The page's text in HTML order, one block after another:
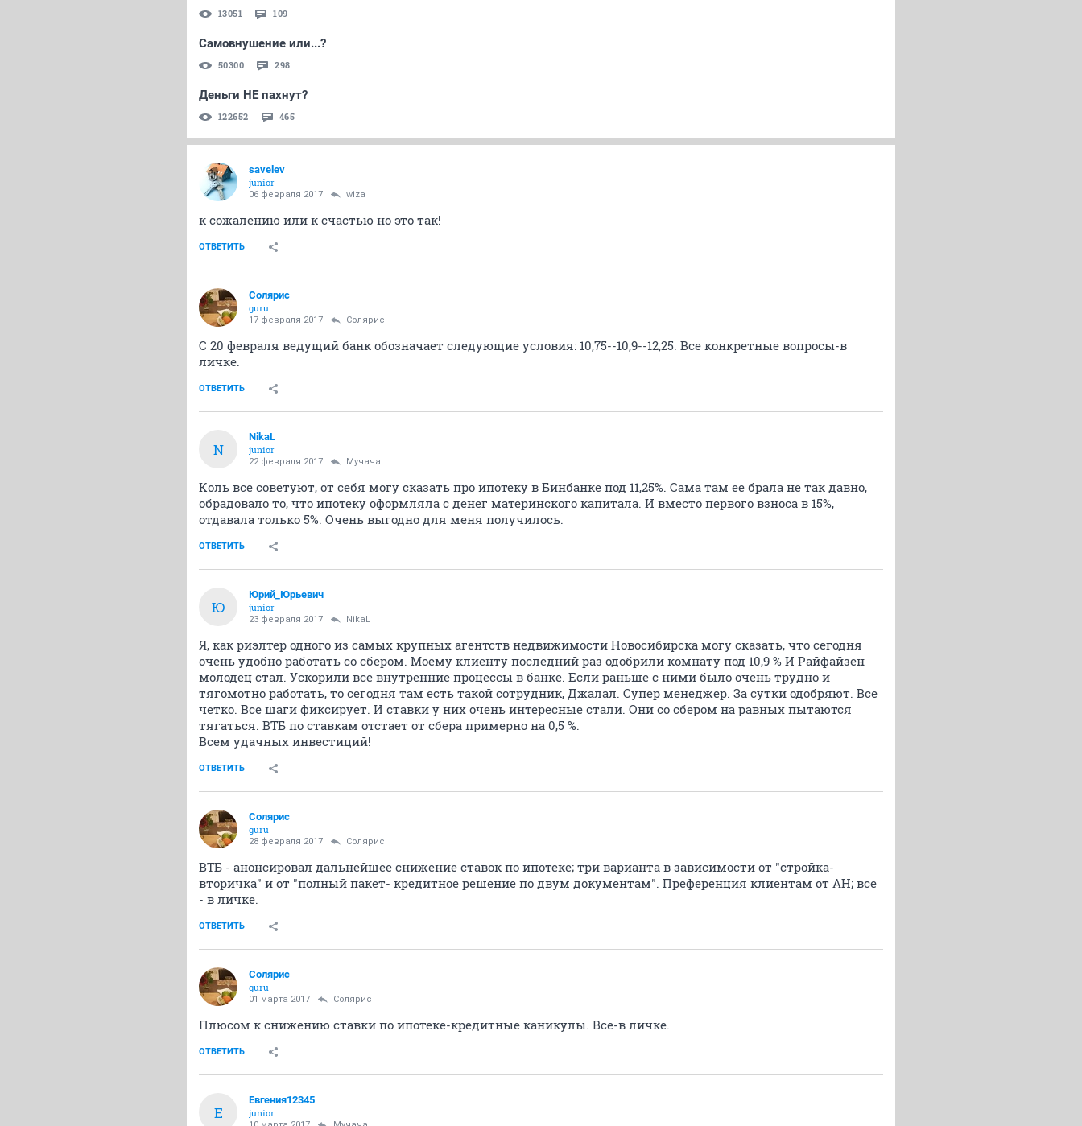
13051 109
Самовнушение или...?
50300 298
Деньги НЕ пахнут?
122652 465
savelev
junior
06 февраля 2017 wiza
к сожалению или к счастью но это так!
ОТВЕТИТЬ
Солярис
guru
17 февраля 2017 Солярис
С 20 февраля ведущий банк обозначает следующие условия: 10,75--10,9--12,25. Все конкретные вопросы-в
личке.
ОТВЕТИТЬ
N
NikaL
junior
22 февраля 2017 Мучача
Коль все советуют, от себя могу сказать про ипотеку в Бинбанке под 11,25%. Сама там ее брала не так давно,
обрадовало то, что ипотеку оформляла с денег материнского капитала. И вместо первого взноса в 15%,
отдавала только 5%. Очень выгодно для меня получилось.
ОТВЕТИТЬ
Ю
Юрий_Юрьевич
junior
23 февраля 2017 NikaL
Я, как риэлтер одного из самых крупных агентств недвижимости Новосибирска могу сказать, что сегодня
очень удобно работать со сбером. Моему клиенту последний раз одобрили комнату под 10,9 % И Райфайзен
молодец стал. Ускорили все внутренние процессы в банке. Если раньше с ними было очень трудно и
тягомотно работать, то сегодня там есть такой сотрудник, Джалал. Супер менеджер. За сутки одобряют. Все
четко. Все шаги фиксирует. И ставки у них очень интересные стали. Они со сбером на равных пытаются
тягаться. ВТБ по ставкам отстает от сбера примерно на 0,5 %.
Всем удачных инвестиций!
ОТВЕТИТЬ
Солярис
guru
28 февраля 2017 Солярис
ВТБ - анонсировал дальнейшее снижение ставок по ипотеке; три варианта в зависимости от "стройка-
вторичка" и от "полный пакет- кредитное решение по двум документам". Преференция клиентам от АН; все
- в личке.
ОТВЕТИТЬ
Солярис
guru
01 марта 2017 Солярис
Плюсом к снижению ставки по ипотеке-кредитные каникулы. Все-в личке.
ОТВЕТИТЬ
Е
Евгения12345
junior